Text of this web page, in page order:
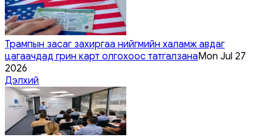
Трампын засаг захиргаа нийгмийн халамж авдаг
цагаачдад грин карт олгохоос татгалзанаMon Jul 27
2026
Дэлхий